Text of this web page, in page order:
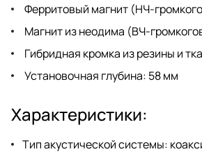
Ферритовый магнит (НЧ-
Магнит из неодима (ВЧ-
Гибридная кромка из резины и
Установочная глубина: 58 мм
Характеристики:
Тип акустической системы: